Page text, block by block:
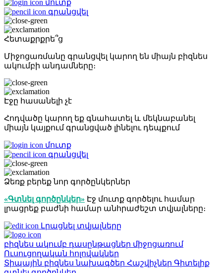
մուտք
գրանցվել
Հետաքրքրե՞ց
Միջոցառմանը գրանցվել կարող են միայն բիզնես
ակումբի անդամները։
Էջը հասանելի չէ
Հոդվածը կարող եք գնահատել և մեկնաբանել
միայն կայքում գրանցված լինելու դեպքում
մուտք
գրանցվել
Ձեռք բերեք նոր գործընկերներ
«Գտնել գործընկեր» Էջ մուտք գործելու համար
լրացրեք բաժնի համար անհրաժեշտ տվյալները։
Լրացնել տվյալները
բիզնես ակումբ դասընթացներ միջոցառում
Ուսուցողական հոլովակներ
Տիպային բիզնես նախագծեր Հաշվիչներ Գիտելիք